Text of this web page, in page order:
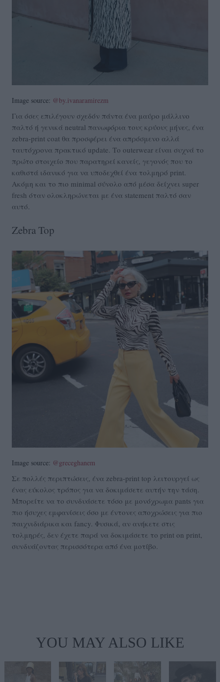
Image source: @by.ivanaramirezm
Για όσες επιλέγουν σχεδόν πάντα ένα μαύρο μάλλινο
παλτό ή γενικά neutral πανωφόρια τους κρύους μήνες, ένα
zebra-print coat θα προσφέρει ένα απρόσμενο αλλά
ταυτόχρονα πρακτικό update. Το outerwear είναι συχνά το
πρώτο στοιχείο που παρατηρεί κανείς, γεγονός που το
καθιστά ιδανικό για να υποδεχθεί ένα τολμηρό print.
Ακόμη και το πιο minimal σύνολο από μέσα δείχνει super
fresh όταν ολοκληρώνεται με ένα statement παλτό σαν
αυτό.
Zebra Top
Image source: @greceghanem
Σε πολλές περιπτώσεις, ένα zebra-print top λειτουργεί ως
ένας εύκολος τρόπος για να δοκιμάσετε αυτήν την τάση.
Μπορείτε να το συνδυάσετε τόσο με μονόχρωμα pants για
πιο ήσυχες εμφανίσεις όσο με έντονες αποχρώσεις για πιο
παιχνιδιάρικα και fancy. Φυσικά, αν ανήκετε στις
τολμηρές, δεν έχετε παρά να δοκιμάσετε το print on print,
συνδυάζοντας περισσότερα από ένα μοτίβο.
YOU MAY ALSO LIKE